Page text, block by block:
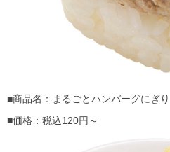
■商品名：まるごとハンバーグにぎり
■価格：税込120円～